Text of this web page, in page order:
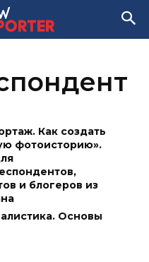
Как создать
фотоисторию».
и блогеров из
Основы